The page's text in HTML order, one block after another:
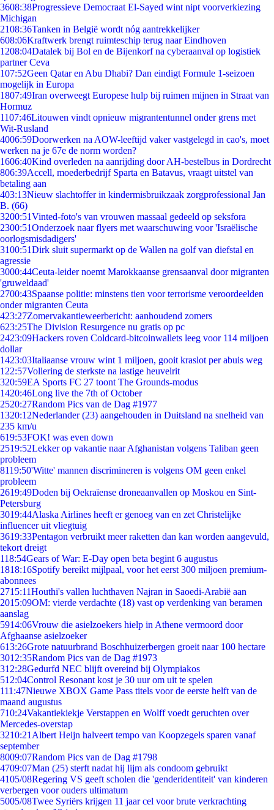
3608:38Progressieve Democraat El-Sayed wint nipt voorverkiezing
Michigan
2108:36Tanken in België wordt nóg aantrekkelijker
608:06Kraftwerk brengt ruimteschip terug naar Eindhoven
1208:04Datalek bij Bol en de Bijenkorf na cyberaanval op logistiek
partner Ceva
107:52Geen Qatar en Abu Dhabi? Dan eindigt Formule 1-seizoen
mogelijk in Europa
1807:49Iran overweegt Europese hulp bij ruimen mijnen in Straat van
Hormuz
1107:46Litouwen vindt opnieuw migrantentunnel onder grens met
Wit-Rusland
4006:59Doorwerken na AOW-leeftijd vaker vastgelegd in cao's, moet
werken na je 67e de norm worden?
1606:40Kind overleden na aanrijding door AH-bestelbus in Dordrecht
806:39Accell, moederbedrijf Sparta en Batavus, vraagt uitstel van
betaling aan
403:13Nieuw slachtoffer in kindermisbruikzaak zorgprofessional Jan
B. (66)
3200:51Vinted-foto's van vrouwen massaal gedeeld op seksfora
2300:51Onderzoek naar flyers met waarschuwing voor 'Israëlische
oorlogsmisdadigers'
3100:51Dirk sluit supermarkt op de Wallen na golf van diefstal en
agressie
3000:44Ceuta-leider noemt Marokkaanse grensaanval door migranten
'gruweldaad'
2700:43Spaanse politie: minstens tien voor terrorisme veroordeelden
onder migranten Ceuta
423:27Zomervakantieweerbericht: aanhoudend zomers
623:25The Division Resurgence nu gratis op pc
2423:09Hackers roven Coldcard-bitcoinwallets leeg voor 114 miljoen
dollar
1423:03Italiaanse vrouw wint 1 miljoen, gooit kraslot per abuis weg
1 22:57Vollering de sterkste na lastige heuvelrit
320:59EA Sports FC 27 toont The Grounds-modus
1420:46Long live the 7th of October
2520:27Random Pics van de Dag #1977
1320:12Nederlander (23) aangehouden in Duitsland na snelheid van
235 km/u
619:53FOK! was even down
2519:52Lekker op vakantie naar Afghanistan volgens Taliban geen
probleem
8119:50'Witte' mannen discrimineren is volgens OM geen enkel
probleem
2619:49Doden bij Oekraïense droneaanvallen op Moskou en Sint-
Petersburg
3019:44Alaska Airlines heeft er genoeg van en zet Christelijke
influencer uit vliegtuig
3619:33Pentagon verbruikt meer raketten dan kan worden aangevuld,
tekort dreigt
118:54Gears of War: E-Day open beta begint 6 augustus
1818:16Spotify bereikt mijlpaal, voor het eerst 300 miljoen premium-
abonnees
2715:11Houthi's vallen luchthaven Najran in Saoedi-Arabië aan
2015:09OM: vierde verdachte (18) vast op verdenking van beramen
aanslag
5914:06Vrouw die asielzoekers hielp in Athene vermoord door
Afghaanse asielzoeker
613:26Grote natuurbrand Boschhuizerbergen groeit naar 100 hectare
3012:35Random Pics van de Dag #1973
312:28Gedurfd NEC blijft overeind bij Olympiakos
512:04Control Resonant kost je 30 uur om uit te spelen
111:47Nieuwe XBOX Game Pass titels voor de eerste helft van de
maand augustus
710:24Vakantiekiekje Verstappen en Wolff voedt geruchten over
Mercedes-overstap
3210:21 Albert Heijn halveert tempo van Koopzegels sparen vanaf
september
8009:07Random Pics van de Dag #1798
4709:07Man (25) sterft nadat hij lijm als condoom gebruikt
4105/08Regering VS geeft scholen die 'genderidentiteit' van kinderen
verbergen voor ouders ultimatum
5005/08Twee Syriërs krijgen 11 jaar cel voor brute verkrachting